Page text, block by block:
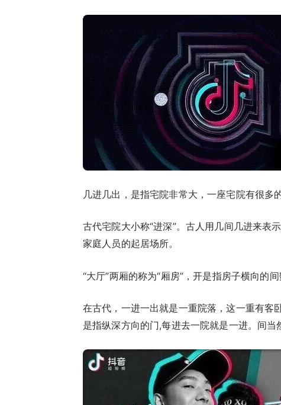
几进几出，是指宅院非常大，一座宅院有很多
古代宅院大小称“进深”。古人用几间几进来
家庭人员的起居场所。
“大厅”两厢的称为“厢房”，开是指房子横向的
在古代，一进一出就是一重院落，这一重有客
是指纵深方向的门,每进去一院就是一进。间当